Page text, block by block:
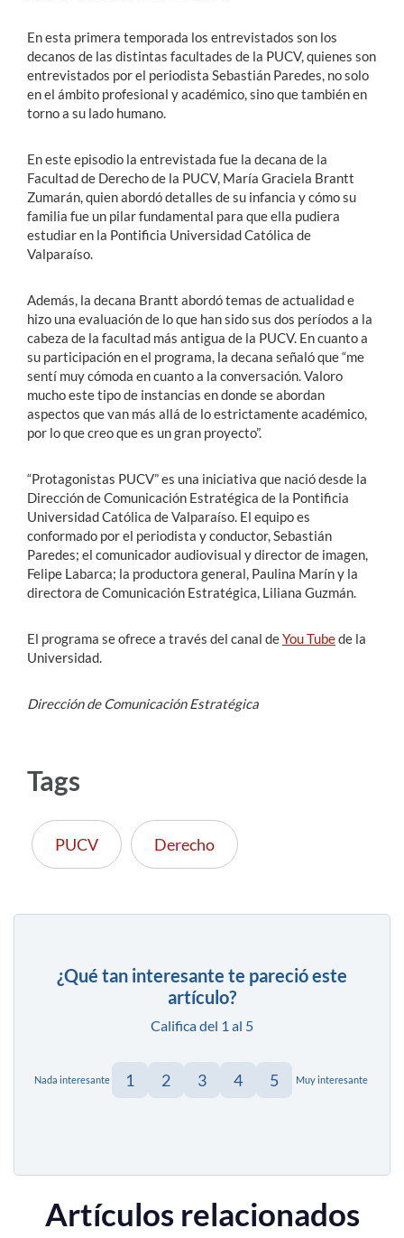
En esta primera temporada los entrevistados son los
decanos de las distintas facultades de la PUCV, quienes son
entrevistados por el periodista Sebastián Paredes, no solo
en el ámbito profesional y académico, sino que también en
torno a su lado humano.
En este episodio la entrevistada fue la decana de la
Facultad de Derecho de la PUCV, María Graciela Brantt
Zumarán, quien abordó detalles de su infancia y cómo su
familia fue un pilar fundamental para que ella pudiera
estudiar en la Pontificia Universidad Católica de
Valparaíso.
Además, la decana Brantt abordó temas de actualidad e
hizo una evaluación de lo que han sido sus dos períodos a la
cabeza de la facultad más antigua de la PUCV. En cuanto a
su participación en el programa, la decana señaló que “me
sentí muy cómoda en cuanto a la conversación. Valoro
mucho este tipo de instancias en donde se abordan
aspectos que van más allá de lo estrictamente académico,
por lo que creo que es un gran proyecto”.
“Protagonistas PUCV” es una iniciativa que nació desde la
Dirección de Comunicación Estratégica de la Pontificia
Universidad Católica de Valparaíso. El equipo es
conformado por el periodista y conductor, Sebastián
Paredes; el comunicador audiovisual y director de imagen,
Felipe Labarca; la productora general, Paulina Marín y la
directora de Comunicación Estratégica, Liliana Guzmán.
El programa se ofrece a través del canal deYou Tubede la
Universidad.
Dirección de Comunicación Estratégica
Tags
PUCV Derecho
¿Qué tan interesante te pareció este
artículo?
Califica del 1 al 5
Nada interesante 1 2 3 4 5 Muy interesante
Artículos relacionados